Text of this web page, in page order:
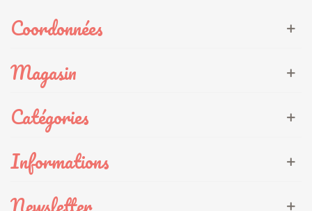
Coordonnées
Magasin
Catégories
Informations